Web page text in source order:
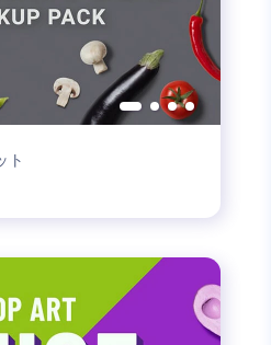
ト